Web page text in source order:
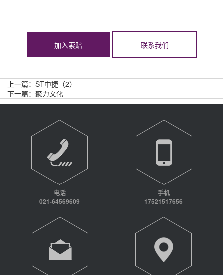
加入索赔 联系我们
上一篇： ST中捷（2）
下一篇： 聚力文化
电话
021-64569609
手机
17521517656